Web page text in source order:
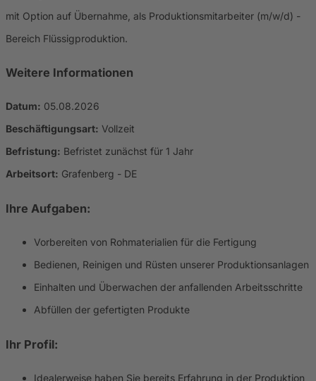
mit Option auf Übernahme, als Produktionsmitarbeiter (m/w/d) -
Bereich Flüssigproduktion.
Weitere Informationen
Datum: 05.08.2026
Beschäftigungsart: Vollzeit
Befristung: Befristet zunächst für 1 Jahr
Arbeitsort: Grafenberg - DE
Ihre Aufgaben:
Vorbereiten von Rohmaterialien für die Fertigung
Bedienen, Reinigen und Rüsten unserer Produktionsanlagen
Einhalten und Überwachen der anfallenden Arbeitsschritte
Abfüllen der gefertigten Produkte
Ihr Profil:
Idealerweise haben Sie bereits Erfahrung in der Produktion